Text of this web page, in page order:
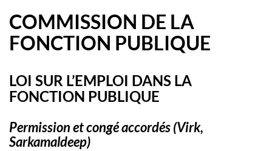
COMMISSION DE LA
FONCTION PUBLIQUE
LOI SUR L’EMPLOI DANS LA
FONCTION PUBLIQUE
Permission et congé accordés (Virk,
Sarkamaldeep)